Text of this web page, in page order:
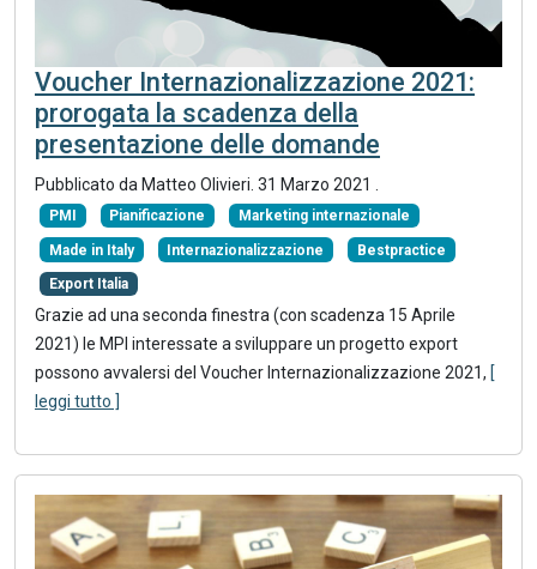
Voucher Internazionalizzazione 2021:
prorogata la scadenza della
presentazione delle domande
Pubblicato da Matteo Olivieri. 31 Marzo 2021
PMI Pianificazione Marketing internazionale
Made in Italy Internazionalizzazione Bestpractice
Export Italia
Grazie ad una seconda finestra (con scadenza 15 Aprile
2021) le MPI interessate a sviluppare un progetto export
possono avvalersi del Voucher Internazionalizzazione 2021, [
leggi tutto ]